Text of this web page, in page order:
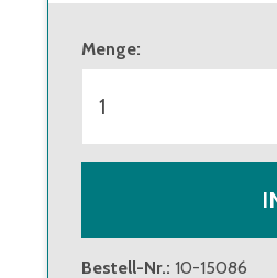
Menge:
Bestell-Nr.: 10-15086